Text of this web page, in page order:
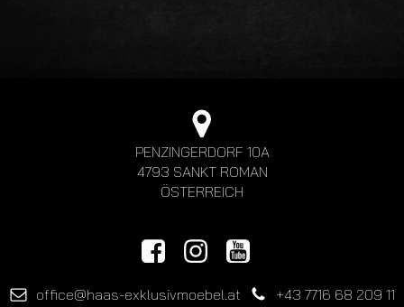
PENZINGERDORF 10A
4793 SANKT ROMAN
ÖSTERREICH
office@haas-exklusivmoebel.at +43 7716 68 209 11